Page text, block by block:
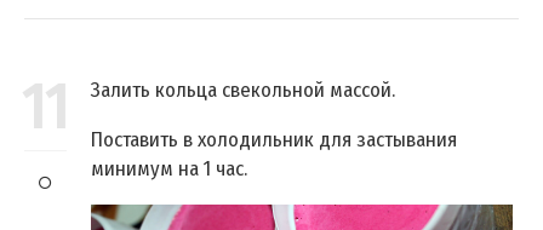
11
Залить кольца свекольной массой.
Поставить в холодильник для застывания
минимум на 1 час.